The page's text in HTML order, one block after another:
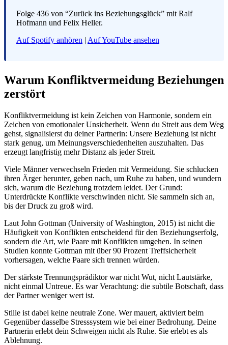
Folge 436 von “Zurück ins Beziehungsglück” mit Ralf
Hofmann und Felix Heller.
Auf Spotify anhören | Auf YouTube ansehen
Warum Konfliktvermeidung Beziehungen
zerstört
Konfliktvermeidung ist kein Zeichen von Harmonie, sondern ein
Zeichen von emotionaler Unsicherheit. Wenn du Streit aus dem Weg
gehst, signalisierst du deiner Partnerin: Unsere Beziehung ist nicht
stark genug, um Meinungsverschiedenheiten auszuhalten. Das
erzeugt langfristig mehr Distanz als jeder Streit.
Viele Männer verwechseln Frieden mit Vermeidung. Sie schlucken
ihren Ärger herunter, geben nach, um Ruhe zu haben, und wundern
sich, warum die Beziehung trotzdem leidet. Der Grund:
Unterdrückte Konflikte verschwinden nicht. Sie sammeln sich an,
bis der Druck zu groß wird.
Laut John Gottman (University of Washington, 2015) ist nicht die
Häufigkeit von Konflikten entscheidend für den Beziehungserfolg,
sondern die Art, wie Paare mit Konflikten umgehen. In seinen
Studien konnte Gottman mit über 90 Prozent Treffsicherheit
vorhersagen, welche Paare sich trennen würden.
Der stärkste Trennungsprädiktor war nicht Wut, nicht Lautstärke,
nicht einmal Untreue. Es war Verachtung: die subtile Botschaft, dass
der Partner weniger wert ist.
Stille ist dabei keine neutrale Zone. Wer mauert, aktiviert beim
Gegenüber dasselbe Stresssystem wie bei einer Bedrohung. Deine
Partnerin erlebt dein Schweigen nicht als Ruhe. Sie erlebt es als
Ablehnung.